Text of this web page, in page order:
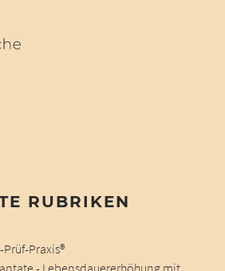
RUBRIKEN
Praxis®